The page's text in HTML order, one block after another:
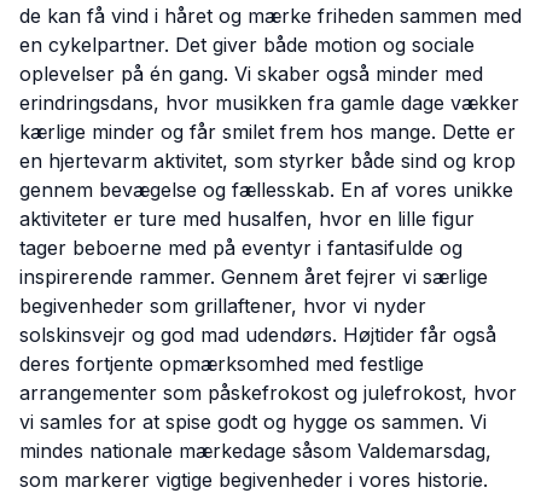
de kan få vind i håret og mærke friheden sammen med
en cykelpartner. Det giver både motion og sociale
oplevelser på én gang. Vi skaber også minder med
erindringsdans, hvor musikken fra gamle dage vækker
kærlige minder og får smilet frem hos mange. Dette er
en hjertevarm aktivitet, som styrker både sind og krop
gennem bevægelse og fællesskab. En af vores unikke
aktiviteter er ture med husalfen, hvor en lille figur
tager beboerne med på eventyr i fantasifulde og
inspirerende rammer. Gennem året fejrer vi særlige
begivenheder som grillaftener, hvor vi nyder
solskinsvejr og god mad udendørs. Højtider får også
deres fortjente opmærksomhed med festlige
arrangementer som påskefrokost og julefrokost, hvor
vi samles for at spise godt og hygge os sammen. Vi
mindes nationale mærkedage såsom Valdemarsdag,
som markerer vigtige begivenheder i vores historie.